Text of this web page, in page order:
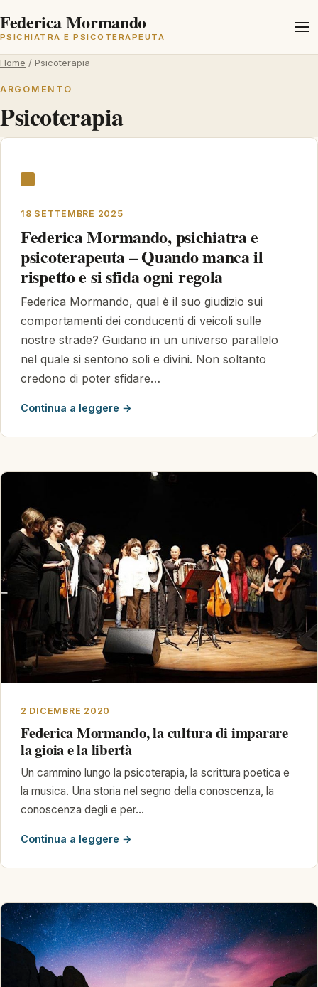
Federica Mormando
PSICHIATRA E PSICOTERAPEUTA
Home / Psicoterapia
ARGOMENTO
Psicoterapia
18 SETTEMBRE 2025
Federica Mormando, psichiatra e
psicoterapeuta – Quando manca il
rispetto e si sfida ogni regola
Federica Mormando, qual è il suo giudizio sui
comportamenti dei conducenti di veicoli sulle
nostre strade? Guidano in un universo parallelo
nel quale si sentono soli e divini. Non soltanto
credono di poter sfidare…
Continua a leggere →
2 DICEMBRE 2020
Federica Mormando, la cultura di imparare
la gioia e la libertà
Un cammino lungo la psicoterapia, la scrittura poetica e
la musica. Una storia nel segno della conoscenza, la
conoscenza degli e per…
Continua a leggere →